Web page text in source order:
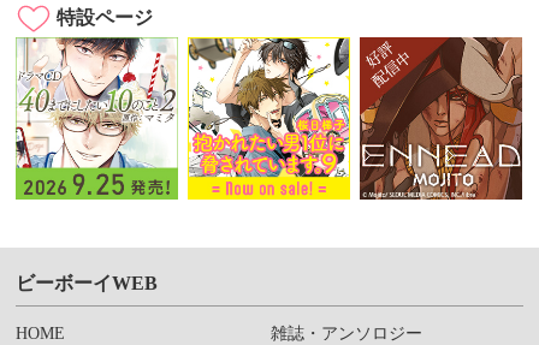
特設ページ
ビーボーイWEB
HOME
雑誌・アンソロジー